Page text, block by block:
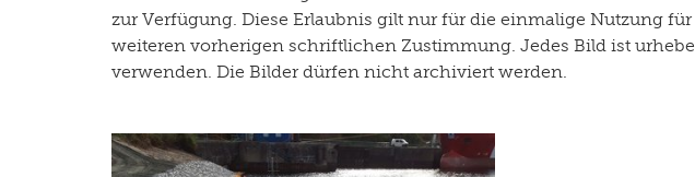
zur Verfügung. Diese Erlaubnis gilt nur für die einmalige Nutzung
weiteren vorherigen schriftlichen Zustimmung. Jedes Bild ist
verwenden. Die Bilder dürfen nicht archiviert werden.